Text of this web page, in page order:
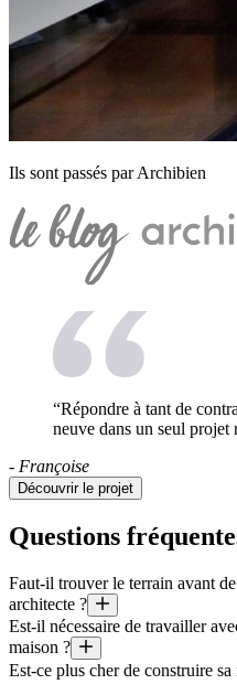
Ils sont passés par Archibien
“Répondre à tant de
neuve dans un seul
- Françoise
Découvrir le projet
Questions
Faut-il trouver le terrain avant
architecte ?
De nos jours, les contraintes les
Est-il nécessaire de travailler
maison ?
Ce n’est pas toujours
Est-ce plus cher de construire